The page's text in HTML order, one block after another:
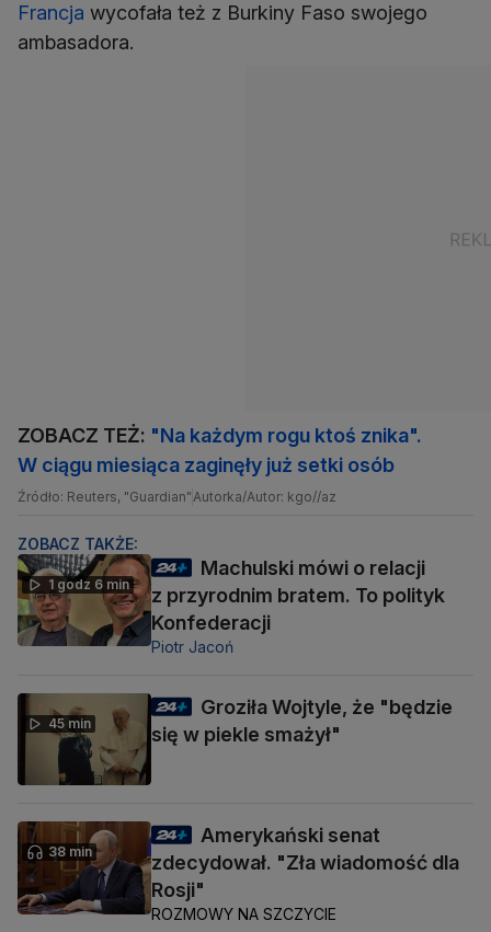
Francja wycofała też z Burkiny Faso swojego
ambasadora.
ZOBACZ TEŻ: "Na każdym rogu ktoś znika".
W ciągu miesiąca zaginęły już setki osób
Źródło: Reuters, "Guardian"Autorka/Autor: kgo//az
ZOBACZ TAKŻE:
1 godz 6 min
Machulski mówi o relacji
z przyrodnim bratem. To polityk
Konfederacji
Piotr Jacoń
45 min
Groziła Wojtyle, że "będzie
się w piekle smażył"
38 min
Amerykański senat
zdecydował. "Zła wiadomość dla
Rosji"
ROZMOWY NA SZCZYCIE